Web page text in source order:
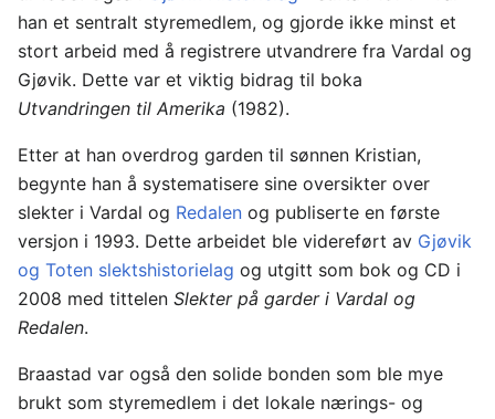
han et sentralt styremedlem, og gjorde ikke minst et
stort arbeid med å registrere utvandrere fra Vardal og
Gjøvik. Dette var et viktig bidrag til boka
Utvandringen til Amerika (1982).
Etter at han overdrog garden til sønnen Kristian,
begynte han å systematisere sine oversikter over
slekter i Vardal og Redalen og publiserte en første
versjon i 1993. Dette arbeidet ble videreført av Gjøvik
og Toten slektshistorielag og utgitt som bok og CD i
2008 med tittelen Slekter på garder i Vardal og
Redalen.
Braastad var også den solide bonden som ble mye
brukt som styremedlem i det lokale nærings- og